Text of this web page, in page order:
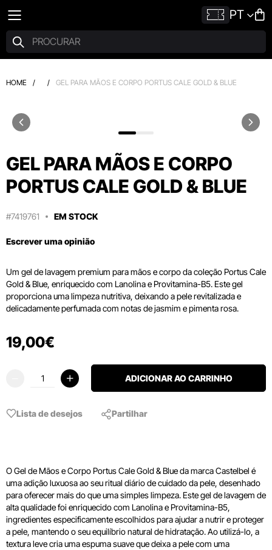
PT
HOME / / GEL PARA MÃOS E CORPO PORTUS CALE GOLD & BLUE
GEL PARA MÃOS E CORPO
PORTUS CALE GOLD & BLUE
#7419761 EM STOCK
Escrever uma opinião
Um gel de lavagem premium para mãos e corpo da coleção Portus Cale
Gold & Blue, enriquecido com Lanolina e Provitamina-B5. Este gel
proporciona uma limpeza nutritiva, deixando a pele revitalizada e
delicadamente perfumada com notas de jasmim e pimenta rosa.
19,00€
ADICIONAR AO CARRINHO
Lista de desejos Partilhar
O Gel de Mãos e Corpo Portus Cale Gold & Blue da marca Castelbel é
uma adição luxuosa ao seu ritual diário de cuidado da pele, desenhado
para oferecer mais do que uma simples limpeza. Este gel de lavagem de
alta qualidade foi enriquecido com Lanolina e Provitamina-B5,
ingredientes especificamente escolhidos para ajudar a nutrir e proteger
a pele, mantendo o seu equilíbrio natural de hidratação. Ao utilizá-lo, a
textura leve cria uma espuma suave que deixa a pele com uma